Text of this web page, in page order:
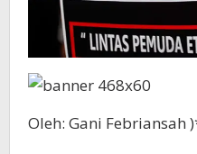
Oleh: Gani Febriansah